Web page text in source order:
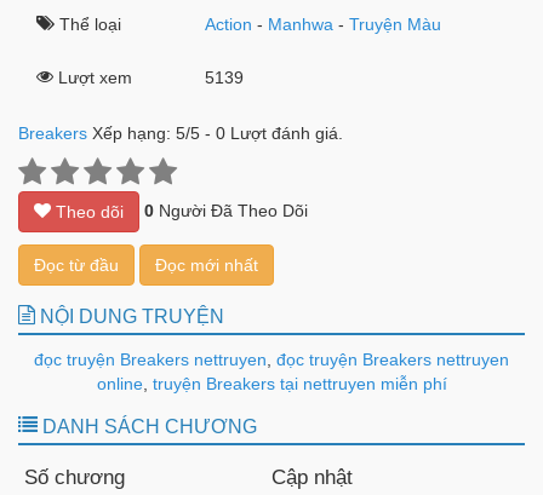
Thể loại Action - Manhwa -Truyện Màu
Lượt xem 5139
Breakers Xếp hạng: 5/5 - 0 Lượt đánh giá.
Theo dõi 0 Người Đã Theo Dõi
Đọc từ đầu Đọc mới nhất
NỘI DUNG TRUYỆN
đọc truyện Breakers nettruyen đọc truyện Breakers nettruyen
online, truyện Breakers tại nettruyen miễn phí
DANH SÁCH CHƯƠNG
Số chương Cập nhật